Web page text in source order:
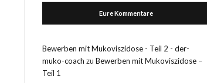
Eure Kommentare
Bewerben mit Mukoviszidose - Teil 2 - der-
muko-coach zuBewerben mit Mukoviszidose –
Teil 1